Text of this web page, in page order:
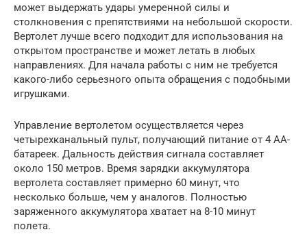
может выдержать удары умеренной силы и
столкновения с препятствиями на небольшой скорости.
Вертолет лучше всего подходит для использования на
открытом пространстве и может летать в любых
направлениях. Для начала работы с ним не требуется
какого-либо серьезного опыта обращения с подобными
игрушками.
Управление вертолетом осуществляется через
четырехканальный пульт, получающий питание от 4 АА-
батареек. Дальность действия сигнала составляет
около 150 метров. Время зарядки аккумулятора
вертолета составляет примерно 60 минут, что
несколько больше, чем у аналогов. Полностью
заряженного аккумулятора хватает на 8-10 минут
полета.